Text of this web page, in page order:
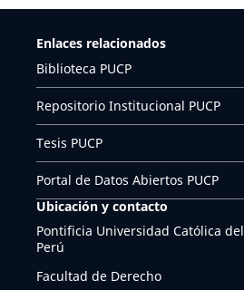
Enlaces relacionados
Biblioteca PUCP
Repositorio Institucional PUCP
Tesis PUCP
Portal de Datos Abiertos PUCP
Ubicación y contacto
Pontificia Universidad Católica del
Perú
Facultad de Derecho